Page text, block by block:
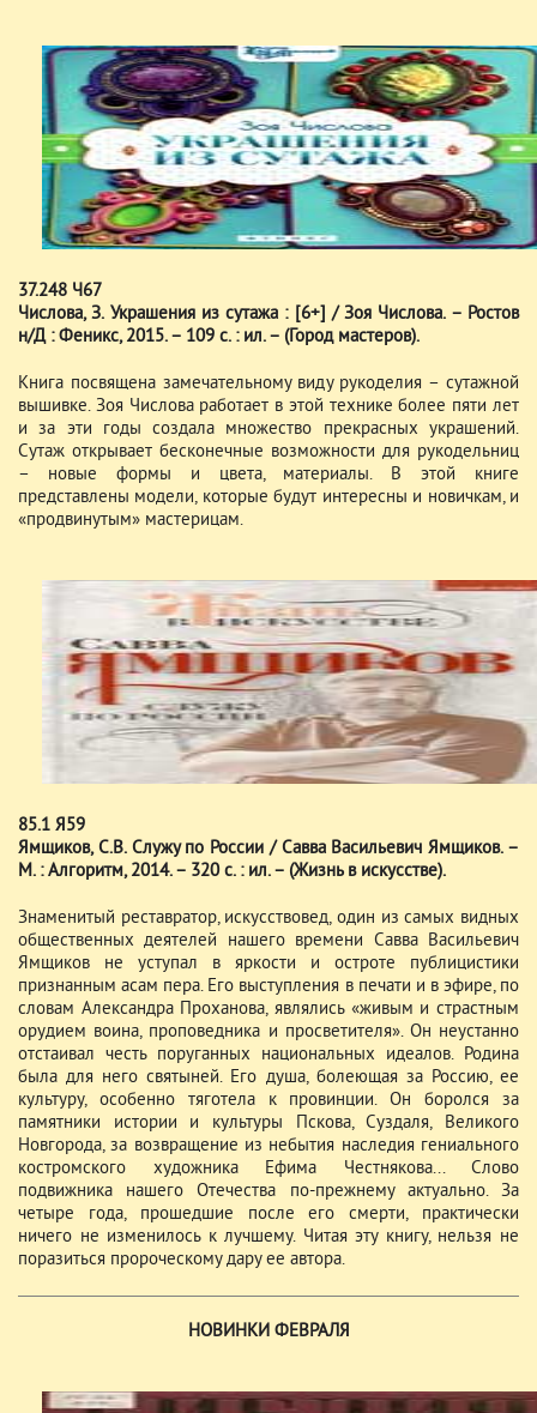
37.248 Ч67
Числова, З. Украшения из сутажа : [6+] / Зоя Числова. – Ростов
н/Д : Феникс, 2015. – 109 с. : ил. – (Город мастеров).
Книга посвящена замечательному виду рукоделия – сутажной
вышивке. Зоя Числова работает в этой технике более пяти лет
и за эти годы создала множество прекрасных украшений.
Сутаж открывает бесконечные возможности для рукодельниц
– новые формы и цвета, материалы. В этой книге
представлены модели, которые будут интересны и новичкам, и
«продвинутым» мастерицам.
85.1 Я59
Ямщиков, С.В. Служу по России / Савва Васильевич Ямщиков. –
М. : Алгоритм, 2014. – 320 с. : ил. – (Жизнь в искусстве).
Знаменитый реставратор, искусствовед, один из самых видных
общественных деятелей нашего времени Савва Васильевич
Ямщиков не уступал в яркости и остроте публицистики
признанным асам пера. Его выступления в печати и в эфире, по
словам Александра Проханова, являлись «живым и страстным
орудием воина, проповедника и просветителя». Он неустанно
отстаивал честь поруганных национальных идеалов. Родина
была для него святыней. Его душа, болеющая за Россию, ее
культуру, особенно тяготела к провинции. Он боролся за
памятники истории и культуры Пскова, Суздаля, Великого
Новгорода, за возвращение из небытия наследия гениального
костромского художника Ефима Честнякова... Слово
подвижника нашего Отечества по-прежнему актуально. За
четыре года, прошедшие после его смерти, практически
ничего не изменилось к лучшему. Читая эту книгу, нельзя не
поразиться пророческому дару ее автора.
НОВИНКИ ФЕВРАЛЯ